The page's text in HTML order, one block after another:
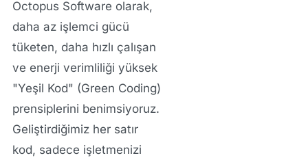
Octopus Software olarak,
daha az işlemci gücü
tüketen, daha hızlı çalışan
ve enerji verimliliği yüksek
"Yeşil Kod" (Green Coding)
prensiplerini benimsiyoruz.
Geliştirdiğimiz her satır
kod, sadece işletmenizi